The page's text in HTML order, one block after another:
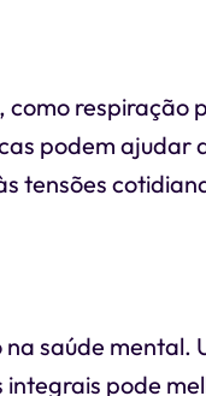
como respiração
podem ajudar
tensões
saúde mental.
pode